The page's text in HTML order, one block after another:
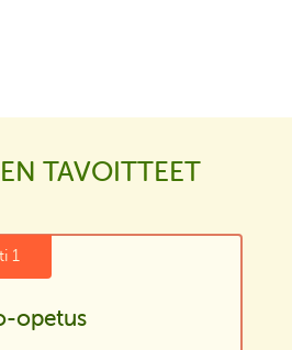
TAVOITTEET
1
opetus